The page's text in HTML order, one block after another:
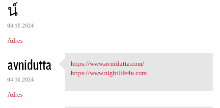
น์
03.10.2024
Adres
avnidutta
04.10.2024
Adres
https://www.avnidutta.com/
https://www.avnidutta.com/
https://www.nightlife4u.com